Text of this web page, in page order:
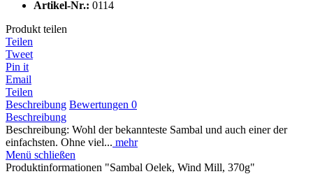
Artikel-Nr.: 0114
Produkt teilen
Teilen
Tweet
Pin it
Email
Teilen
Beschreibung Bewertungen 0
Beschreibung
Beschreibung: Wohl der bekannteste Sambal und auch einer der
einfachsten. Ohne viel... mehr
Menü schließen
Produktinformationen "Sambal Oelek, Wind Mill, 370g"